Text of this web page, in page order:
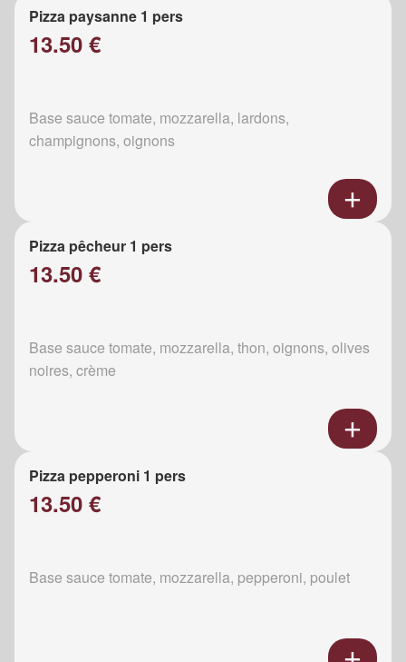
Pizza paysanne 1 pers
13.50 €
Base sauce tomate, mozzarella, lardons,
champignons, oignons
Pizza pêcheur 1 pers
13.50 €
Base sauce tomate, mozzarella, thon, oignons, olives
noires, crème
Pizza pepperoni 1 pers
13.50 €
Base sauce tomate, mozzarella, pepperoni, poulet